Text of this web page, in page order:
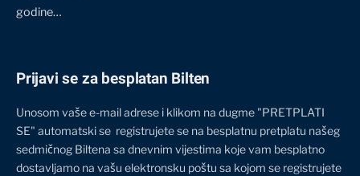
godine…
Prijavi se za besplatan Bilten
Unosom vaše e-mail adrese i klikom na dugme "PRETPLATI
SE" automatski se registrujete se na besplatnu pretplatu našeg
sedmičnog Biltena sa dnevnim vijestima koje vam besplatno
dostavljamo na vašu elektronsku poštu sa kojom se registrujete